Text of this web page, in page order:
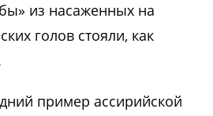
из насаженных на
голов стояли, как
пример ассирийской